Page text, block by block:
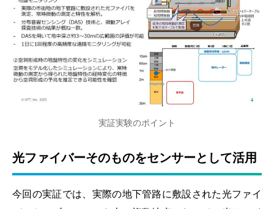
実証実験のポイント
光ファイバーそのものをセンサーとして活用
今回の実証では、実際の地下管路に敷設された光ファイ